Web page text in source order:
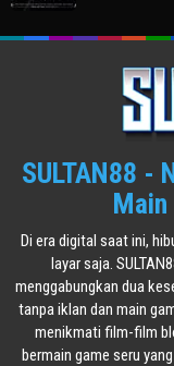
SULTAN88 -
Main
Di era digital saat ini,
layar saja.
menggabungkan dua
tanpa iklan dan main
menikmati film-film
bermain game seru